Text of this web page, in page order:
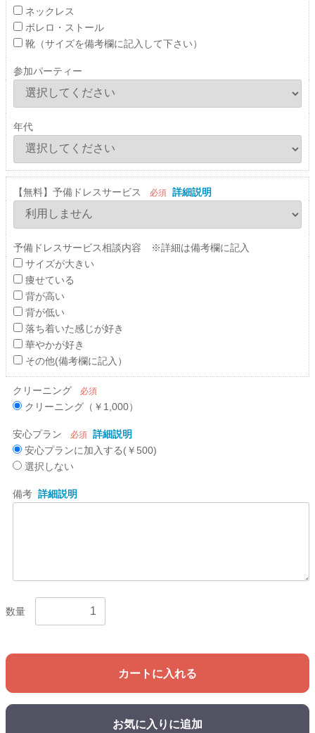
ネックレス
ボレロ・ストール
靴（サイズを備考欄に記入して下さい）
参加パーティー
年代
【無料】予備ドレスサービス 必須 詳細説明
予備ドレスサービス相談内容 ※詳細は備考欄に記入
サイズが大きい
痩せている
背が高い
背が低い
落ち着いた感じが好き
華やかが好き
その他(備考欄に記入）
クリーニング 必須
クリーニング（￥1,000）
安心プラン 必須 詳細説明
安心プランに加入する(￥500)
選択しない
備考 詳細説明
数量
カートに入れる
お気に入りに追加